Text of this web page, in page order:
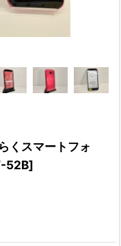
スマートフォ
52B]